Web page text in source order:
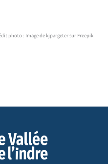
photo : Image de kjpargeter sur Freepik